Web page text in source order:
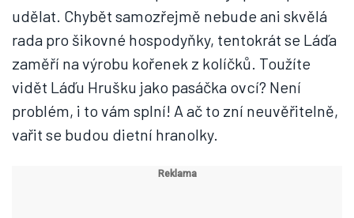
udělat. Chybět samozřejmě nebude ani skvělá
rada pro šikovné hospodyňky, tentokrát se Láďa
zaměří na výrobu kořenek z kolíčků. Toužíte
vidět Láďu Hrušku jako pasáčka ovcí? Není
problém, i to vám splní! A ač to zní neuvěřitelně,
vařit se budou dietní hranolky.